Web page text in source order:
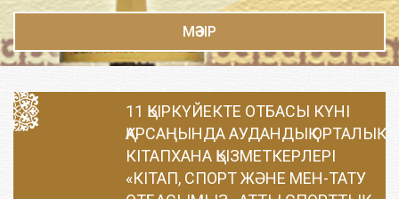
МӘЗІР
11 ҚЫРКҮЙЕКТЕ ОТБАСЫ КҮНІ
ҚАРСАҢЫНДА АУДАНДЫҚ ОРТАЛЫҚ
КІТАПХАНА ҚЫЗМЕТКЕРЛЕРІ
«КІТАП, СПОРТ ЖӘНЕ МЕН-ТАТУ